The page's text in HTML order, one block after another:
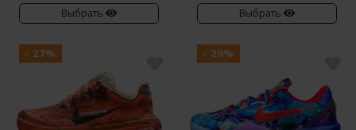
Выбрать Выбрать
- 27% - 29%